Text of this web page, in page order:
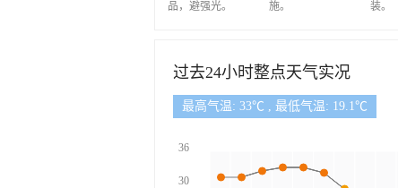
品，避强光。
施。
装。
过去24小时整点天气实况
最高气温: 33℃ , 最低气温: 19.1℃
36
30